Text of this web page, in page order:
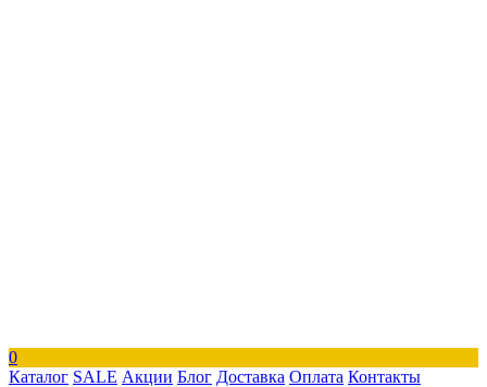
0
Каталог SALE Акции Блог Доставка Оплата Контакты